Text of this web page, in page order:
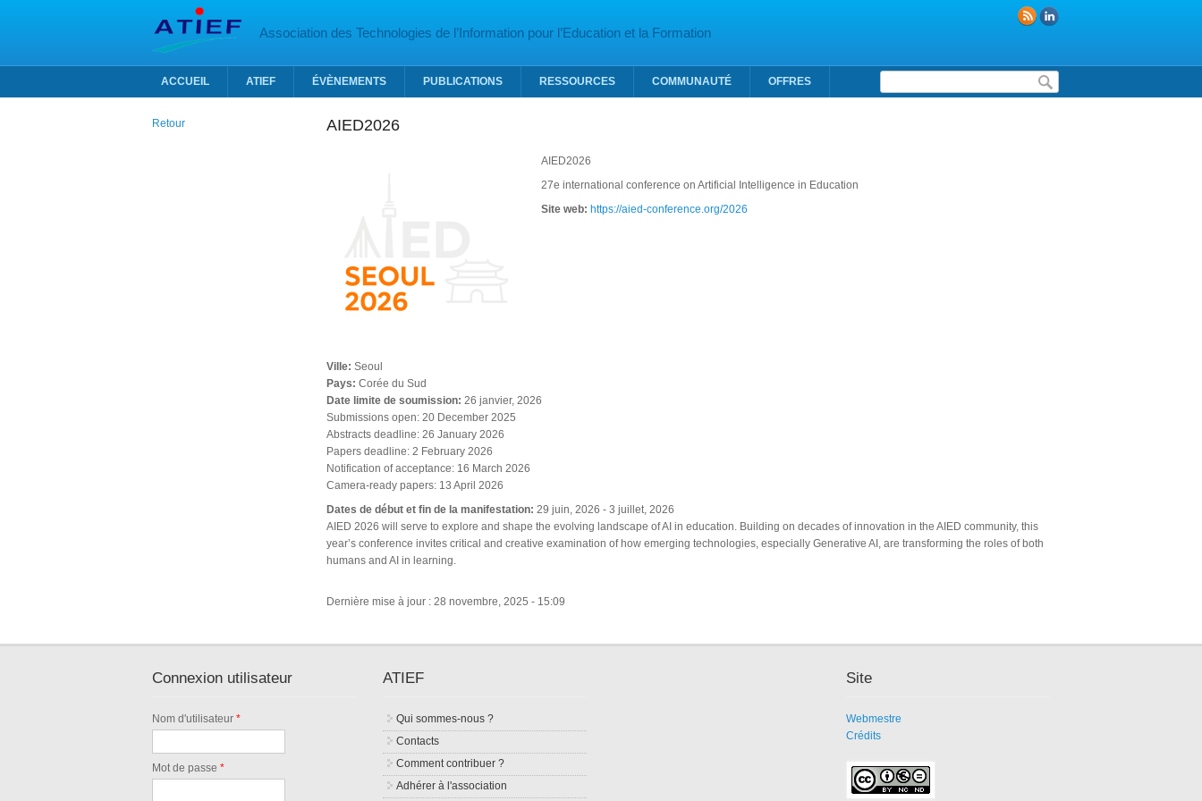
Association des Technologies de l’Information pour l’Education et la Formation
Formulaire de recherche
ACCUEIL ATIEF ÉVÈNEMENTS PUBLICATIONS RESSOURCES COMMUNAUTÉ OFFRES
AIED2026
AIED2026
27e international conference on Artificial Intelligence in Education
Site web: https://aied-conference.org/2026
Ville: Seoul
Pays: Corée du Sud
Date limite de soumission: 26 janvier, 2026
Submissions open: 20 December 2025
Abstracts deadline: 26 January 2026
Papers deadline: 2 February 2026
Notification of acceptance: 16 March 2026
Camera-ready papers: 13 April 2026
Dates de début et fin de la manifestation: 29 juin, 2026 - 3 juillet, 2026
AIED 2026 will serve to explore and shape the evolving landscape of AI in education. Building on decades of innovation in the AIED community, this
year’s conference invites critical and creative examination of how emerging technologies, especially Generative AI, are transforming the roles of both
humans and AI in learning.
Dernière mise à jour : 28 novembre, 2025 - 15:09
Retour
Connexion utilisateur
Nom d'utilisateur*
Mot de passe*
ATIEF
Qui sommes-nous ?
Contacts
Comment contribuer ?
Adhérer à l'association
Site
Webmestre
Crédits